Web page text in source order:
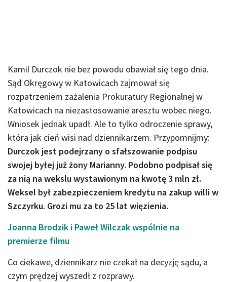
Kamil Durczok nie bez powodu obawiał się tego dnia.
Sąd Okręgowy w Katowicach zajmował się
rozpatrzeniem zażalenia Prokuratury Regionalnej w
Katowicach na niezastosowanie aresztu wobec niego.
Wniosek jednak upadł. Ale to tylko odroczenie sprawy,
która jak cień wisi nad dziennikarzem. Przypomnijmy:
Durczok jest podejrzany o sfałszowanie podpisu
swojej byłej już żony Marianny. Podobno podpisał się
za nią na wekslu wystawionym na kwotę 3 mln zł.
Weksel był zabezpieczeniem kredytu na zakup willi w
Szczyrku. Grozi mu za to 25 lat więzienia.
Joanna Brodzik i Paweł Wilczak wspólnie na
premierze filmu
Co ciekawe, dziennikarz nie czekał na decyzję sądu, a
czym prędzej wyszedł z rozprawy.